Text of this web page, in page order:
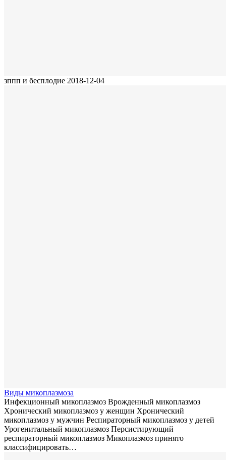
зппп и бесплодие 2018-12-04
Виды микоплазмоза
Инфекционный микоплазмоз Врожденный микоплазмоз
Хронический микоплазмоз у женщин Хронический
микоплазмоз у мужчин Респираторный микоплазмоз у детей
Урогенитальный микоплазмоз Персистирующий
респираторный микоплазмоз Микоплазмоз принято
классифицировать…